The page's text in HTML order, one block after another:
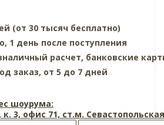
(от 30 тысяч бесплатно)
1 день после поступления
расчет, банковские
заказ, от 5 до 7 дней
шоурума:
3, офис 71, ст.м. Севастопольская